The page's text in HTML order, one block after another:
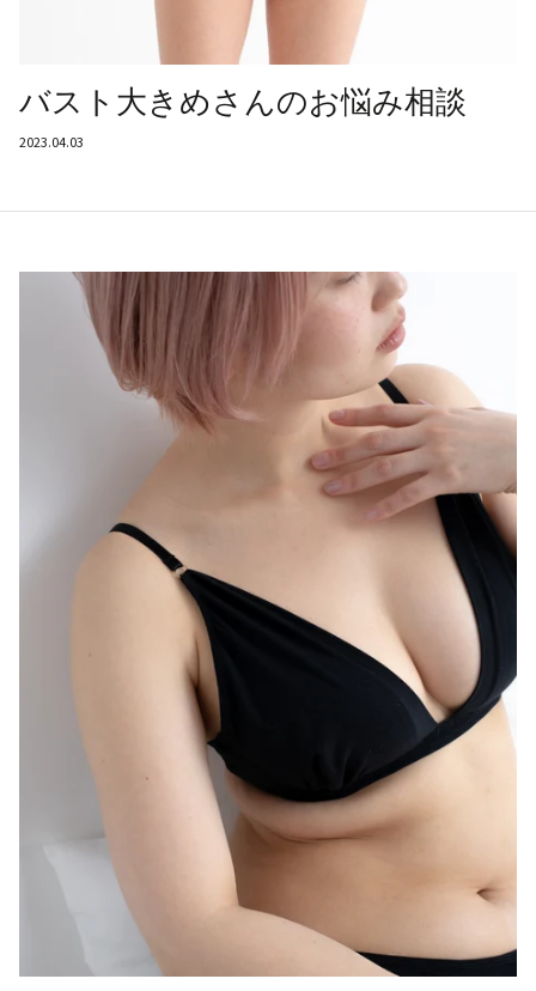
バスト大きめさんのお悩み相談
2023.04.03